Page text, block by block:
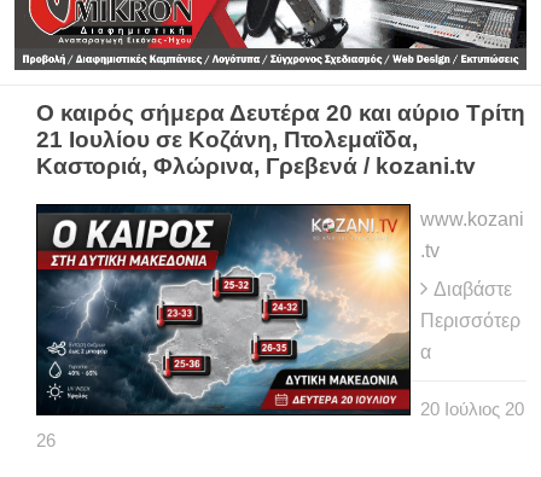
Ο καιρός σήμερα Δευτέρα 20 και αύριο Τρίτη
21 Ιουλίου σε Κοζάνη, Πτολεμαΐδα,
Καστοριά, Φλώρινα, Γρεβενά / kozani.tv
www.kozani
.tv
Διαβάστε
Περισσότερ
α
20 Ιούλιος 20
26